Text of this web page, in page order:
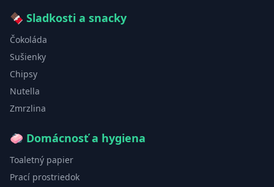
🍫 Sladkosti a snacky
Čokoláda
Sušienky
Chipsy
Nutella
Zmrzlina
🧼 Domácnosť a hygiena
Toaletný papier
Prací prostriedok